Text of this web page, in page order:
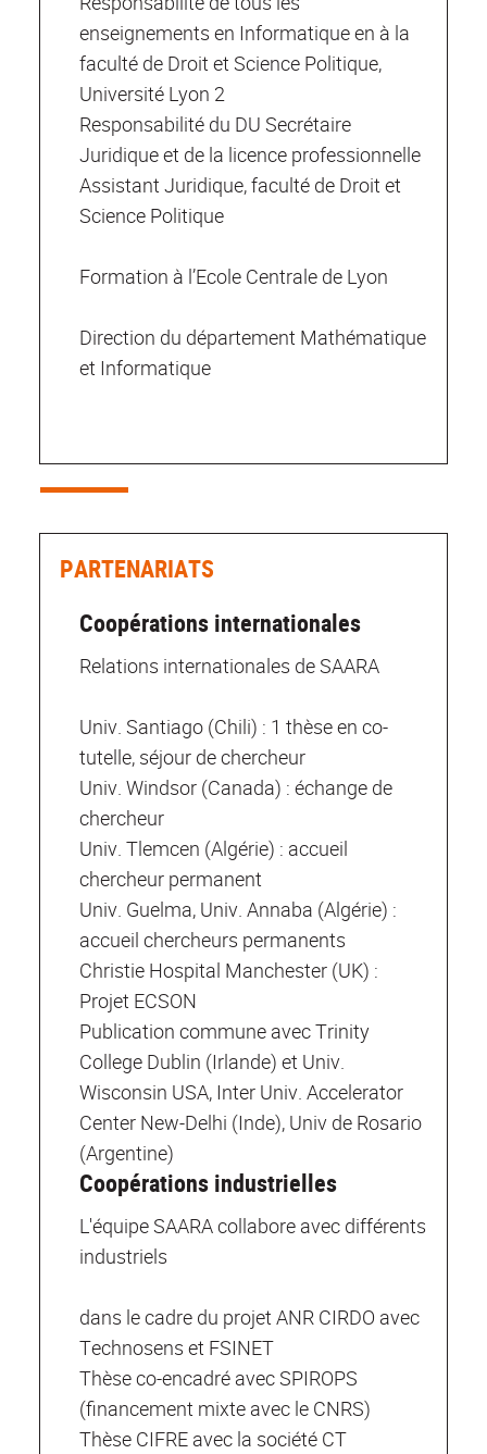
enseignements en Informatique en à la
faculté de Droit et Science Politique,
Université Lyon 2
Responsabilité du DU Secrétaire
Juridique et de la licence professionnelle
Assistant Juridique, faculté de Droit et
Science Politique
Formation à l’Ecole Centrale de Lyon
Direction du département Mathématique
et Informatique
PARTENARIATS
Coopérations internationales
Relations internationales de SAARA
Univ. Santiago (Chili) : 1 thèse en co-
tutelle, séjour de chercheur
Univ. Windsor (Canada) : échange de
chercheur
Univ. Tlemcen (Algérie) : accueil
chercheur permanent
Univ. Guelma, Univ. Annaba (Algérie) :
accueil chercheurs permanents
Christie Hospital Manchester (UK) :
Projet ECSON
Publication commune avec Trinity
College Dublin (Irlande) et Univ.
Wisconsin USA, Inter Univ. Accelerator
Center New-Delhi (Inde), Univ de Rosario
(Argentine)
Coopérations industrielles
L'équipe SAARA collabore avec différents
industriels
dans le cadre du projet ANR CIRDO avec
Technosens et FSINET
Thèse co-encadré avec SPIROPS
(financement mixte avec le CNRS)
Thèse CIFRE avec la société CT